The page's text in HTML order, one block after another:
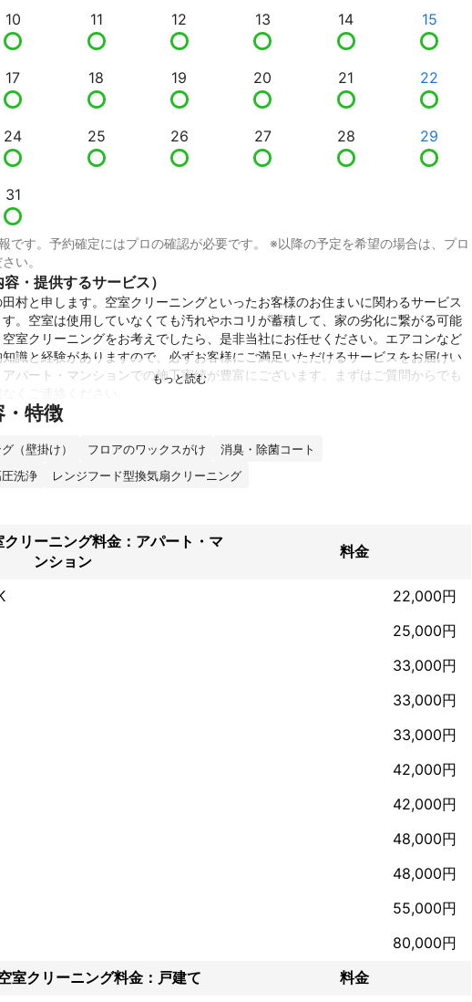
10 11 12 13 14 15
17 18 19 20 21 22
24 25 26 27 28 29
31
です。予約確定にはプロの確認が必要です。 ※以降の予定を希望の場合は、プロ
い。
・提供するサービス）
村と申します。空室クリーニングといったお客様のお住まいに関わるサービス
。空室は使用していなくても汚れやホコリが蓄積して、家の劣化に繋がる可能
室クリーニングをお考えでしたら、是非当社にお任せください。エアコンなど
識と経験がありますので、必ずお客様にご満足いただけるサービスをお届けい
パート・マンションでの施工実績が豊富にございます。まずはご質問からでも
特徴
（壁掛け） フロアのワックスがけ
消臭・除菌コート
洗浄
レンジフード型換気扇クリーニング
クリーニング料金：アパート・マ
ンション
料金
22,000円
25,000円
33,000円
33,000円
33,000円
42,000円
42,000円
48,000円
48,000円
55,000円
80,000円
室クリーニング料金：戸建て
料金